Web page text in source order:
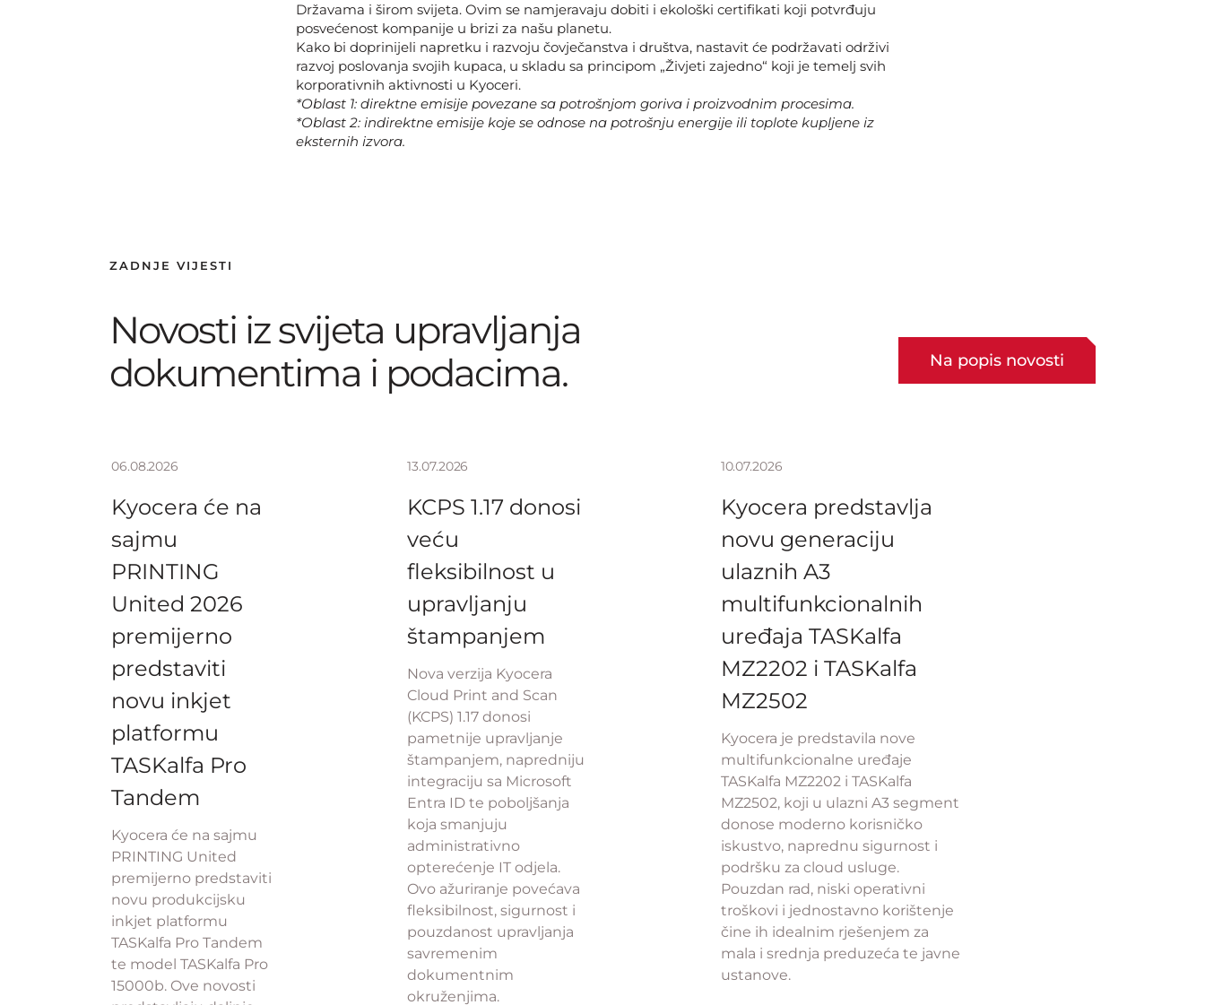
Državama i širom svijeta. Ovim se namjeravaju dobiti i ekološki certifikati koji potvrđuju
posvećenost kompanije u brizi za našu planetu.
Kako bi doprinijeli napretku i razvoju čovječanstva i društva, nastavit će podržavati održivi
razvoj poslovanja svojih kupaca, u skladu sa principom „Živjeti zajedno“ koji je temelj svih
korporativnih aktivnosti u Kyoceri.
*Oblast 1: direktne emisije povezane sa potrošnjom goriva i proizvodnim procesima.
*Oblast 2: indirektne emisije koje se odnose na potrošnju energije ili toplote kupljene iz
eksternih izvora.
ZADNJE VIJESTI
Novosti iz svijeta upravljanja
dokumentima i podacima.
Na popis novosti
06.08.2026
Kyocera će na
sajmu
PRINTING
United 2026
premijerno
predstaviti
novu inkjet
platformu
TASKalfa Pro
Tandem
Kyocera će na sajmu
PRINTING United
premijerno predstaviti
novu produkcijsku
inkjet platformu
TASKalfa Pro Tandem
te model TASKalfa Pro
15000b. Ove novosti
13.07.2026
KCPS 1.17 donosi
veću
fleksibilnost u
upravljanju
štampanjem
Nova verzija Kyocera
Cloud Print and Scan
(KCPS) 1.17 donosi
pametnije upravljanje
štampanjem, napredniju
integraciju sa Microsoft
Entra ID te poboljšanja
koja smanjuju
administrativno
opterećenje IT odjela.
Ovo ažuriranje povećava
fleksibilnost, sigurnost i
pouzdanost upravljanja
savremenim
dokumentnim
okruženjima.
10.07.2026
Kyocera predstavlja
novu generaciju
ulaznih A3
multifunkcionalnih
uređaja TASKalfa
MZ2202 i TASKalfa
MZ2502
Kyocera je predstavila nove
multifunkcionalne uređaje
TASKalfa MZ2202 i TASKalfa
MZ2502, koji u ulazni A3 segment
donose moderno korisničko
iskustvo, naprednu sigurnost i
podršku za cloud usluge.
Pouzdan rad, niski operativni
troškovi i jednostavno korištenje
čine ih idealnim rješenjem za
mala i srednja preduzeća te javne
ustanove.